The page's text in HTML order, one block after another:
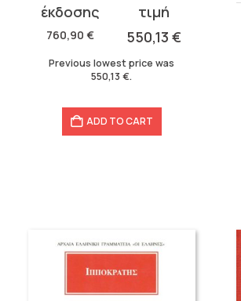
760,90 €
price
was:
760,90 €.
550,13 €
price
550,13 €.
Previous lowest price was
550,13€.
ADD TO CART